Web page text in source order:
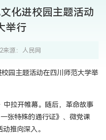
化进校园主题活动
举行
来源：人民网
园主题活动在四川师范大学举
中拉开帷幕。随后，革命故事
张特殊的通行证》、微党课
推向深入。